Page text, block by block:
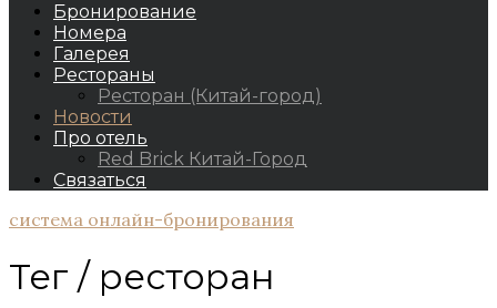
Бронирование
Номера
Галерея
Рестораны
Ресторан (Китай-город)
Новости
Про отель
Red Brick Китай-Город
Связаться
система онлайн-бронирования
Тег / ресторан